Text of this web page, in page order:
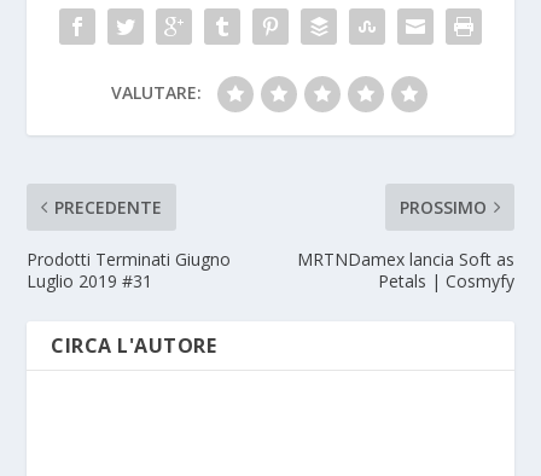
VALUTARE:
PRECEDENTE
Prodotti Terminati Giugno
Luglio 2019 #31
PROSSIMO
MRTNDamex lancia Soft as
Petals | Cosmyfy
CIRCA L'AUTORE